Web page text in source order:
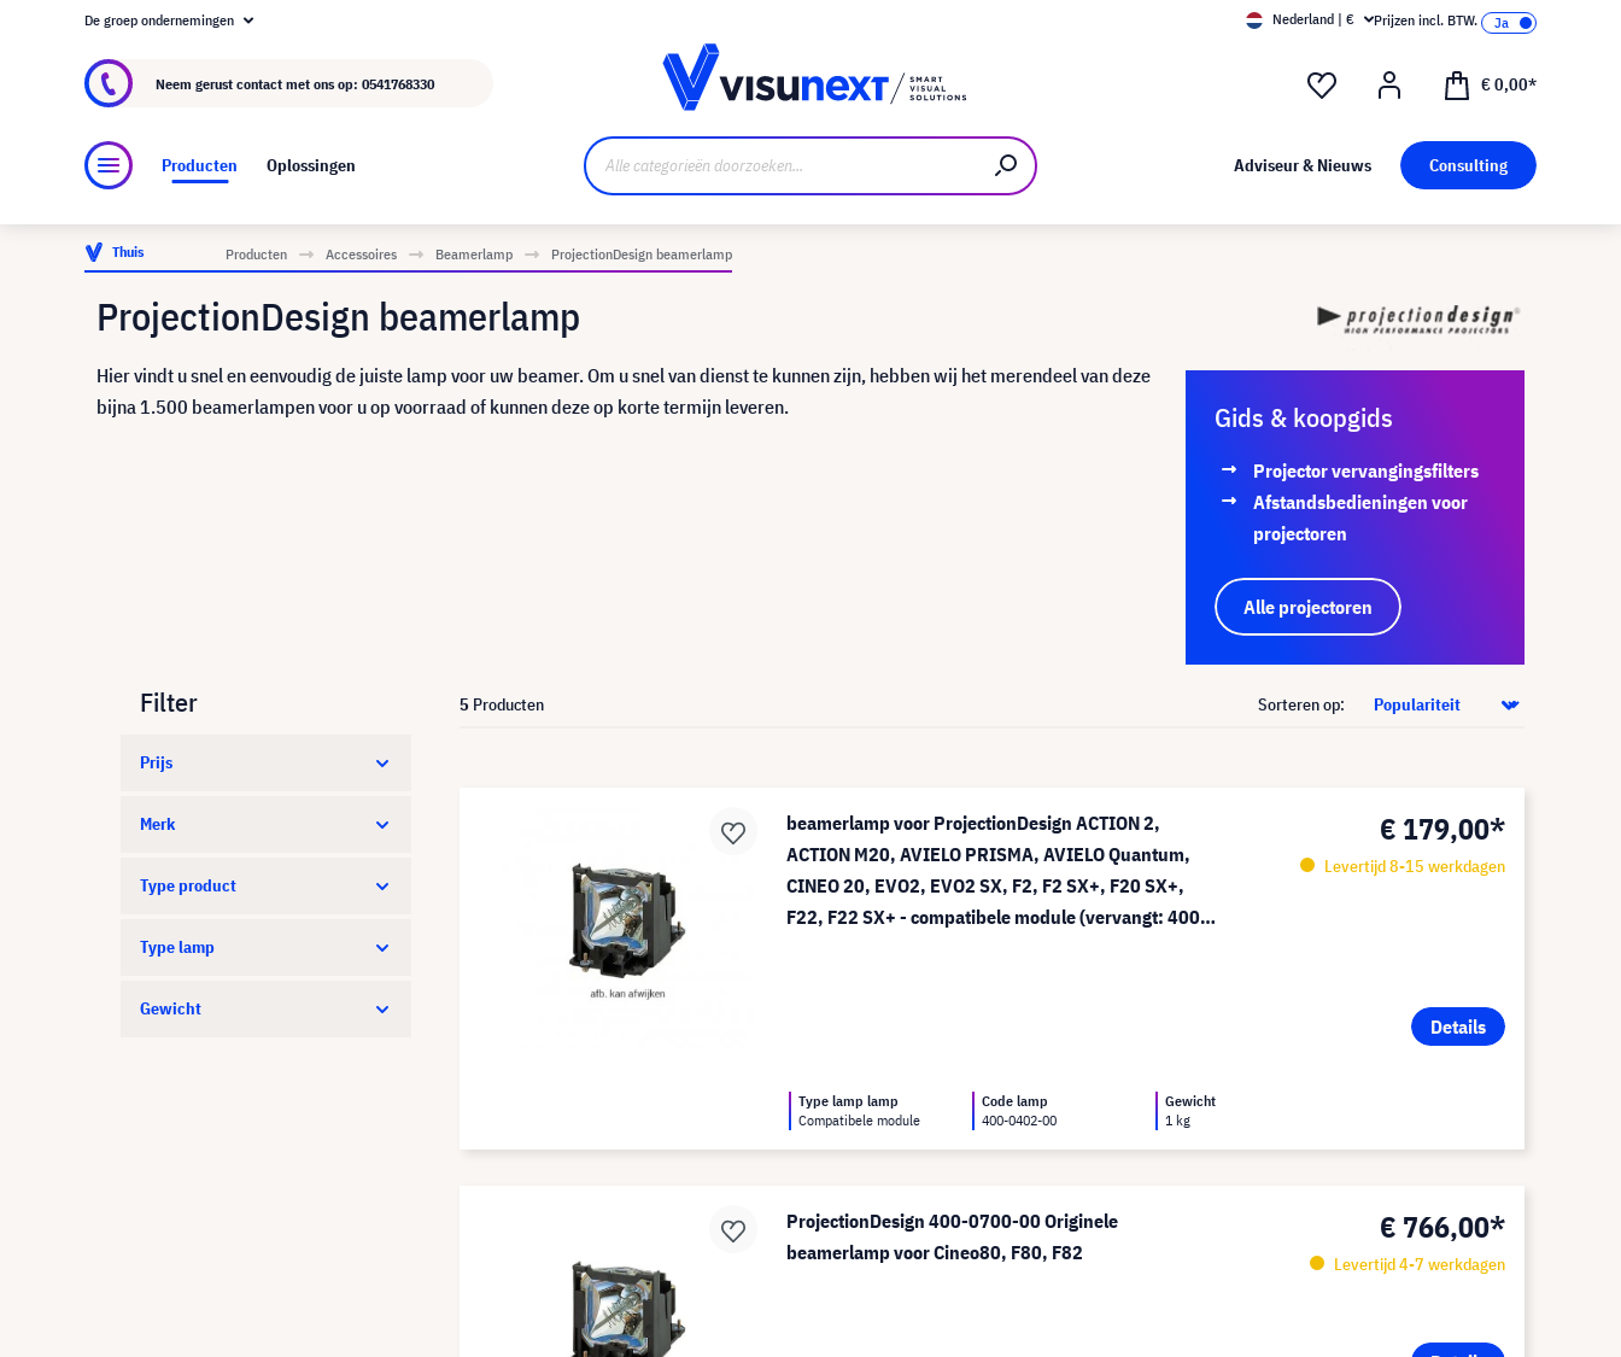
Over visunext.nl
De groep ondernemingen Nederland | € Prijzen incl. BTW.
Neem gerust contact met ons op: 0541768330 € 0,00*
Producten Oplossingen Adviseur & Nieuws Consulting
Thuis Producten Accessoires Beamerlamp ProjectionDesign beamerlamp
ProjectionDesign beamerlamp
Hier vindt u snel en eenvoudig de juiste lamp voor uw beamer. Om u snel van dienst te kunnen zijn, hebben wij het merendeel van deze
bijna 1.500 beamerlampen voor u op voorraad of kunnen deze op korte termijn leveren.
Gids & koopgids
Projector vervangingsfilters
Afstandsbedieningen voor
projectoren
Alle projectoren
Filter
Prijs
Merk
Type product
Type lamp
Gewicht
5 Producten Sorteren op:
beamerlamp voor ProjectionDesign ACTION 2,
ACTION M20, AVIELO PRISMA, AVIELO Quantum,
CINEO 20, EVO2, EVO2 SX, F2, F2 SX+, F20 SX+,
F22, F22 SX+ - compatibele module (vervangt: 400-
€ 179,00*
Levertijd 8-15 werkdagen
Details
Type lamp lamp
Compatibele module
Code lamp
400-0402-00
Gewicht
1 kg
ProjectionDesign 400-0700-00 Originele
beamerlamp voor Cineo80, F80, F82
€ 766,00*
Levertijd 4-7 werkdagen